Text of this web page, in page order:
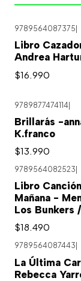
9789564087375
Libro
Andrea
$16.990
9789877474114|
Brillarás -
K.franco
$13.990
9789564082523
Libro
Mañana -
Los Bunkers
$18.490
9789564087443
La Última
Rebecca